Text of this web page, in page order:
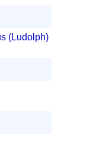
(Ludolph)